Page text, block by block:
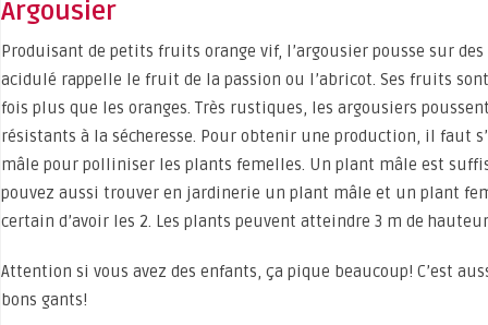
Argousier
Produisant de petits fruits orange vif, l’argousier pousse sur
acidulé rappelle le fruit de la passion ou l’abricot. Ses fruits
fois plus que les oranges. Très rustiques, les argousiers
résistants à la sécheresse. Pour obtenir une production, il faut
mâle pour polliniser les plants femelles. Un plant mâle est
pouvez aussi trouver en jardinerie un plant mâle et un plant
certain d’avoir les 2. Les plants peuvent atteindre 3 m de
Attention si vous avez des enfants, ça pique beaucoup! C’est
bons gants!